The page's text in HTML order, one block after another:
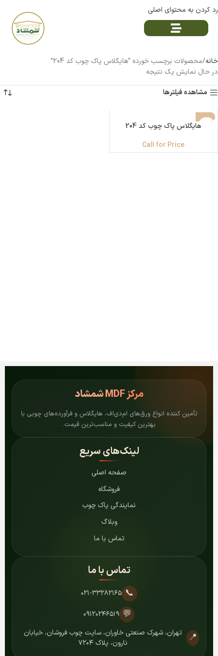
رد کردن به محتوای اصلی
خانه محصولات برچسب خورده “هایگلاس پاک چوب کد 204”
در حال نمایش یک نتیجه
مشاهده فیلترها
ناموجود
هایگلاس پاک چوب کد 204
Call for Price
مرکزMDF شمشاد
تأمین کننده انواع ورق‌های ام‌دی‌اف، هایگلاس و فرآورده‌های چوبی با
بهترین کیفیت و مناسب‌ترین قیمت.
لینک‌های سریع
صفحه اصلی
فروشگاه
نمایندگی پاک چوب
وبلاگ
تماس با ما
تماس با ما
📞 ۰۲۱-۳۳۲۸۲۱۶۵
💬 ۰۹۱۲۰۲۴۶۵۱۹
📍
تهران، شهرک صنعتی خاوران، سایت چوب فروشان، خیابان
نارون، پلاک ۷۲۰۴